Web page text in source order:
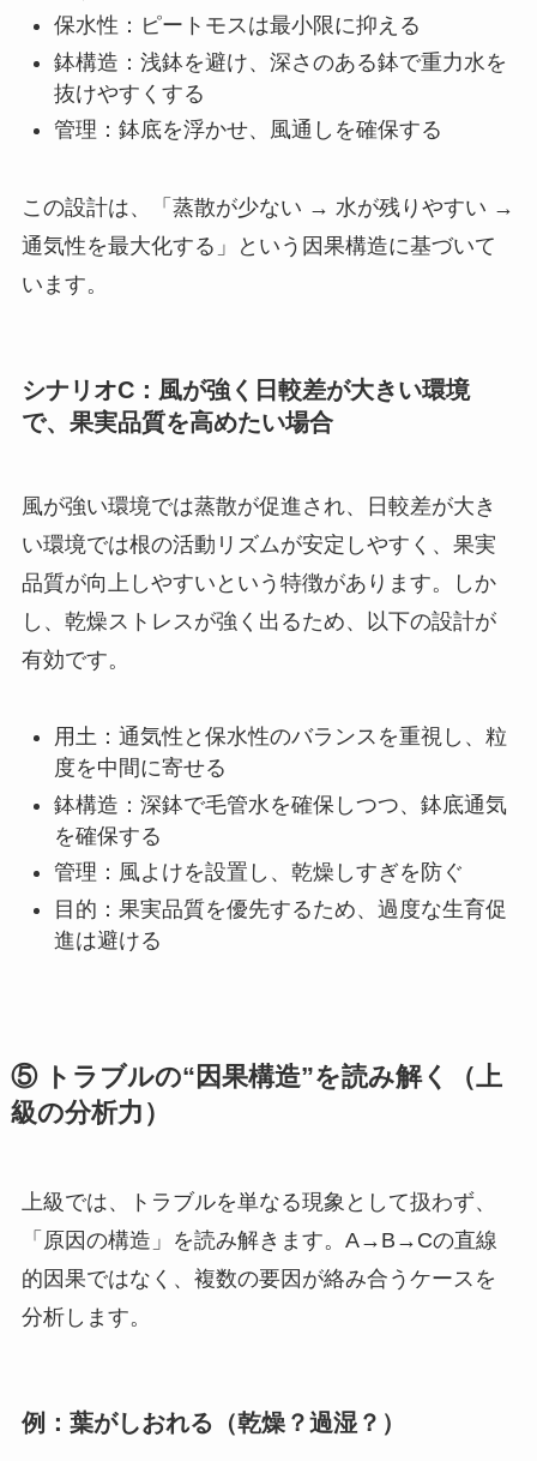
保水性：ピートモスは最小限に抑える
鉢構造：浅鉢を避け、深さのある鉢で重力水を
抜けやすくする
管理：鉢底を浮かせ、風通しを確保する
この設計は、「蒸散が少ない → 水が残りやすい →
通気性を最大化する」という因果構造に基づいて
います。
シナリオC：風が強く日較差が大きい環境
で、果実品質を高めたい場合
風が強い環境では蒸散が促進され、日較差が大き
い環境では根の活動リズムが安定しやすく、果実
品質が向上しやすいという特徴があります。しか
し、乾燥ストレスが強く出るため、以下の設計が
有効です。
用土：通気性と保水性のバランスを重視し、粒
度を中間に寄せる
鉢構造：深鉢で毛管水を確保しつつ、鉢底通気
を確保する
管理：風よけを設置し、乾燥しすぎを防ぐ
目的：果実品質を優先するため、過度な生育促
進は避ける
⑤ トラブルの“因果構造”を読み解く（上
級の分析力）
上級では、トラブルを単なる現象として扱わず、
「原因の構造」を読み解きます。A→B→Cの直線
的因果ではなく、複数の要因が絡み合うケースを
分析します。
例：葉がしおれる（乾燥？過湿？）